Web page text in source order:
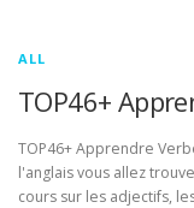
ALL
TOP46+
TOP46+ Apprendre
l'anglais vous allez
cours sur les adjectifs,